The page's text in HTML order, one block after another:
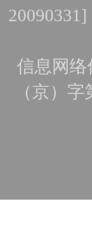
20090331]
信息网络
（京）